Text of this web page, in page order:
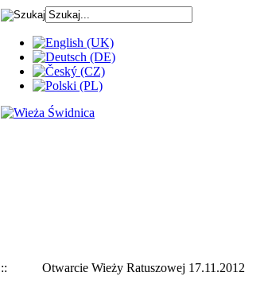
:: Otwarcie Wieży Ratuszowej 17.11.2012